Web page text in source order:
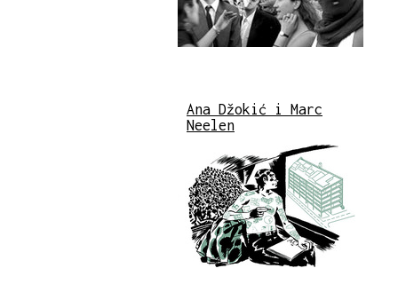
Ana Džokić i Marc
Neelen